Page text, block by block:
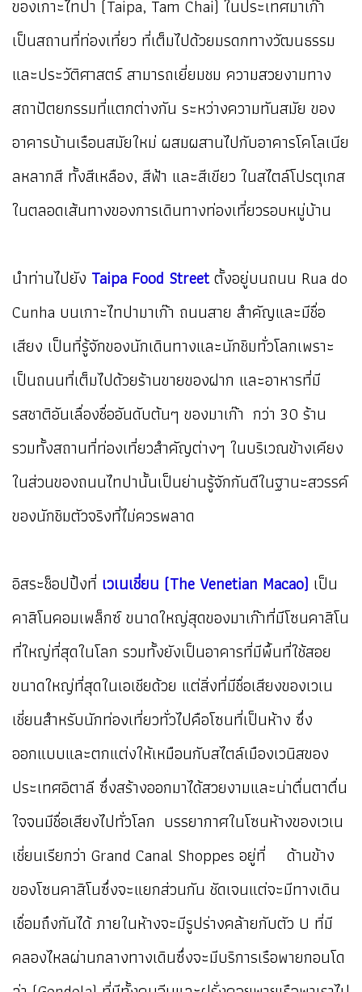
ของเกาะไทปา (Taipa, Tam Chai) ในประเทศมาเก๊า
เป็นสถานที่ท่องเที่ยว ที่เต็มไปด้วยมรดกทางวัฒนธรรม
และประวัติศาสตร์ สามารถเยี่ยมชม ความสวยงามทาง
สถาปัตยกรรมที่แตกต่างกัน ระหว่างความทันสมัย ของ
อาคารบ้านเรือนสมัยใหม่ ผสมผสานไปกับอาคารโคโลเนีย
ลหลากสี ทั้งสีเหลือง, สีฟ้า และสีเขียว ในสไตล์โปรตุเกส
ในตลอดเส้นทางของการเดินทางท่องเที่ยวรอบหมู่บ้าน
นำท่านไปยัง Taipa Food Streetตั้งอยู่บนถนน Rua do
Cunha บนเกาะไทปามาเก๊า ถนนสาย สำคัญและมีชื่อ
เสียง เป็นที่รู้จักของนักเดินทางและนักชิมทั่วโลกเพราะ
เป็นถนนที่เต็มไปด้วยร้านขายของฝาก และอาหารที่มี
รสชาติอันเลื่องชื่ออันดับต้นๆ ของมาเก๊า กว่า 30 ร้าน
รวมทั้งสถานที่ท่องเที่ยวสำคัญต่างๆ ในบริเวณข้างเคียง
ในส่วนของถนนไทปานั้นเป็นย่านรู้จักกันดีในฐานะสวรรค์
ของนักชิมตัวจริงที่ไม่ควรพลาด
อิสระช็อปปิ้งที่ เวเนเชี่ยน (The Venetian Macao) เป็น
คาสิโนคอมเพล็กซ์ ขนาดใหญ่สุดของมาเก๊าที่มีโซนคาสิโน
ที่ใหญ่ที่สุดในโลก รวมทั้งยังเป็นอาคารที่มีพื้นที่ใช้สอย
ขนาดใหญ่ที่สุดในเอเชียด้วย แต่สิ่งที่มีชื่อเสียงของเวเน
เชี่ยนสำหรับนักท่องเที่ยวทั่วไปคือโซนที่เป็นห้าง ซึ่ง
ออกแบบและตกแต่งให้เหมือนกับสไตล์เมืองเวนิสของ
ประเทศอิตาลี ซึ่งสร้างออกมาได้สวยงามและน่าตื่นตาตื่น
ใจจนมีชื่อเสียงไปทั่วโลก บรรยากาศในโซนห้างของเวเน
เชี่ยนเรียกว่า Grand Canal Shoppes อยู่ที่ ด้านข้าง
ของโซนคาสิโนซึ่งจะแยกส่วนกัน ชัดเจนแต่จะมีทางเดิน
เชื่อมถึงกันได้ ภายในห้างจะมีรูปร่างคล้ายกับตัว U ที่มี
คลองไหลผ่านกลางทางเดินซึ่งจะมีบริการเรือพายกอนโด